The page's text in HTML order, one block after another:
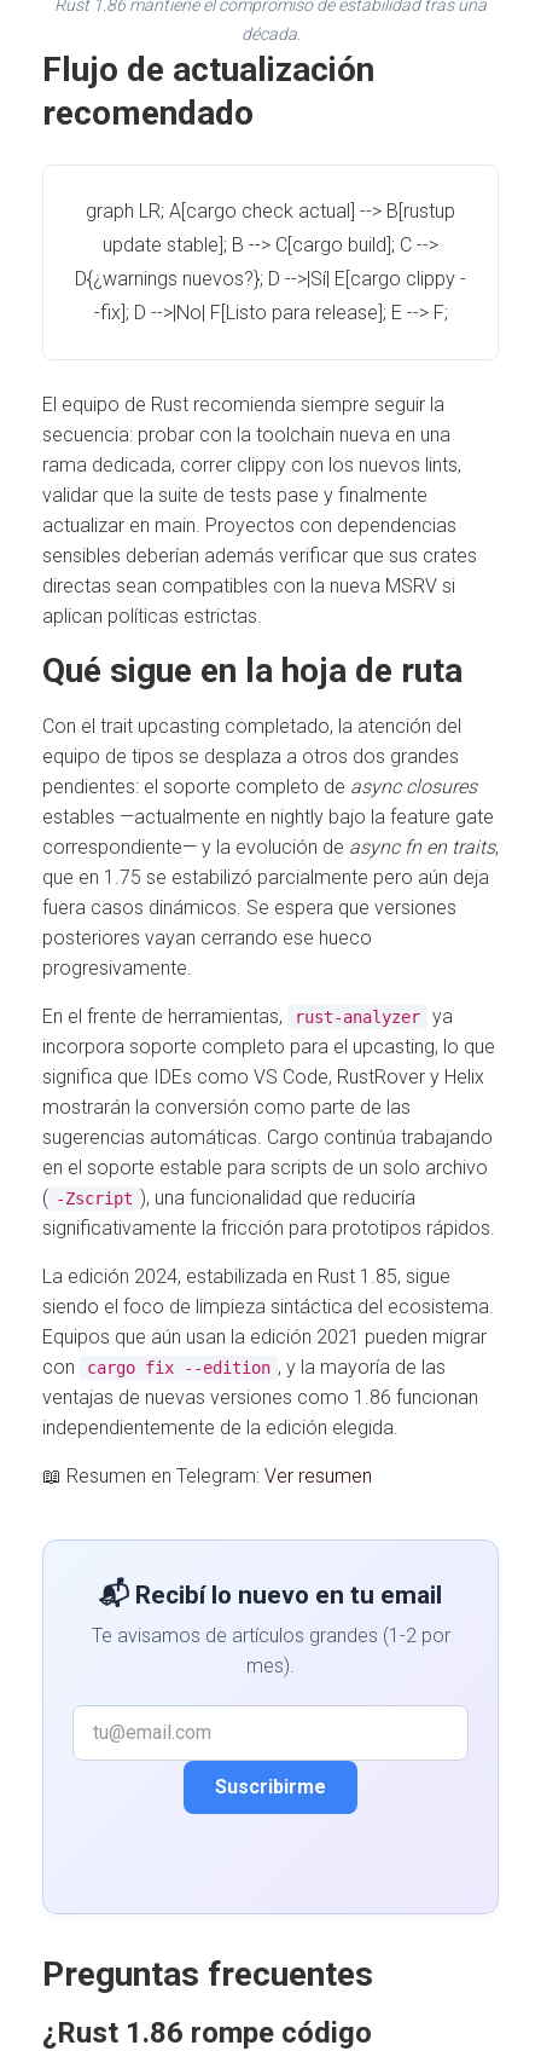
Rust 1.86 mantiene el compromiso de estabilidad tras una
década.
Flujo de actualización
recomendado
graph LR; A[cargo check actual] --> B[rustup
update stable]; B --> C[cargo build]; C -->
D{¿warnings nuevos?}; D -->|Sí| E[cargo clippy -
-fix]; D -->|No| F[Listo para release]; E --> F;
El equipo de Rust recomienda siempre seguir la
secuencia: probar con la toolchain nueva en una
rama dedicada, correr clippy con los nuevos lints,
validar que la suite de tests pase y finalmente
actualizar en main. Proyectos con dependencias
sensibles deberían además verificar que sus crates
directas sean compatibles con la nueva MSRV si
aplican políticas estrictas.
Qué sigue en la hoja de ruta
Con el trait upcasting completado, la atención del
equipo de tipos se desplaza a otros dos grandes
pendientes: el soporte completo de async closures
estables —actualmente en nightly bajo la feature gate
correspondiente— y la evolución de async fn en traits,
que en 1.75 se estabilizó parcialmente pero aún deja
fuera casos dinámicos. Se espera que versiones
posteriores vayan cerrando ese hueco
progresivamente.
En el frente de herramientas, rust-analyzer
ya
incorpora soporte completo para el upcasting, lo que
significa que IDEs como VS Code, RustRover y Helix
mostrarán la conversión como parte de las
sugerencias automáticas. Cargo continúa trabajando
en el soporte estable para scripts de un solo archivo
( -Zscript ), una funcionalidad que reduciría
significativamente la fricción para prototipos rápidos.
La edición 2024, estabilizada en Rust 1.85, sigue
siendo el foco de limpieza sintáctica del ecosistema.
Equipos que aún usan la edición 2021 pueden migrar
con
cargo fix --edition , y la mayoría de las
ventajas de nuevas versiones como 1.86 funcionan
independientemente de la edición elegida.
📖 Resumen en Telegram: Ver resumen
📬 Recibí lo nuevo en tu email
Te avisamos de artículos grandes (1-2 por
mes).
Suscribirme
Preguntas frecuentes
¿Rust 1.86 rompe código